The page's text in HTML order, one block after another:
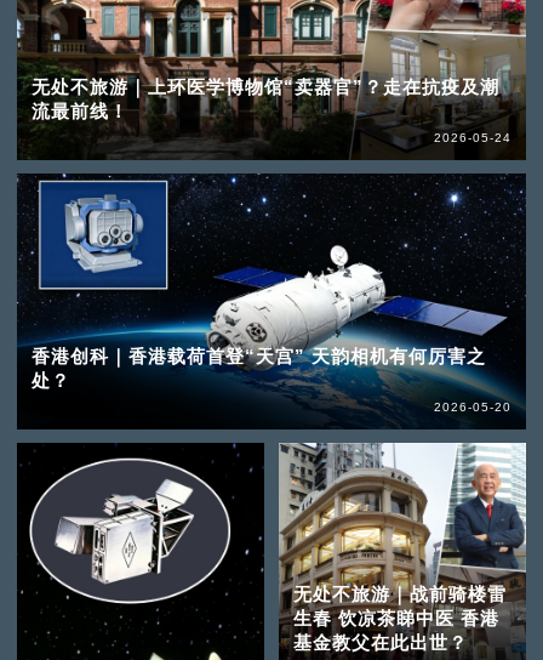
无处不旅游｜上环医学博物馆“卖器官”？走在抗疫及潮
流最前线！
2026-05-24
香港创科｜香港载荷首登“天宫” 天韵相机有何厉害之
处？
2026-05-20
无处不旅游｜战前骑楼雷
生春 饮凉茶睇中医 香港
基金教父在此出世？